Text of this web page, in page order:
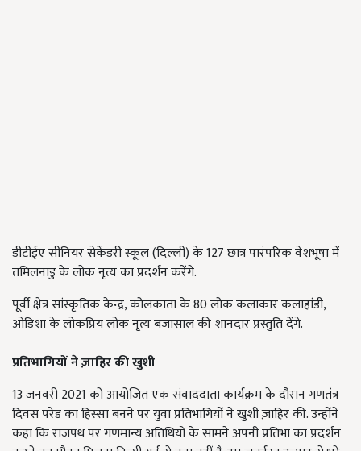
डीटीईए सीनियर सेकेंडरी स्कूल (दिल्ली) के 127 छात्र पारंपरिक वेशभूषा में
तमिलनाडु के लोक नृत्य का प्रदर्शन करेंगे.
पूर्वी क्षेत्र सांस्कृतिक केन्द्र, कोलकाता के 80 लोक कलाकार कलाहांडी,
ओडिशा के लोकप्रिय लोक नृत्य बजासाल की शानदार प्रस्तुति देंगे.
प्रतिभागियों ने ज़ाहिर कीखुशी
13 जनवरी 2021 को आयोजित एक संवाददाता कार्यक्रम के दौरान गणतंत्र
दिवस परेड का हिस्सा बनने पर युवा प्रतिभागियों ने खुशी ज़ाहिर की. उन्होंने
कहा कि राजपथ पर गणमान्य अतिथियों के सामने अपनी प्रतिभा का प्रदर्शन